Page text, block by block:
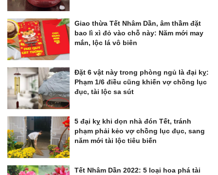
Giao thừa Tết Nhâm Dần, âm thầm đặt
bao lì xì đỏ vào chỗ này: Năm mới may
mắn, lộc lá vô biên
Đặt 6 vật này trong phòng ngủ là đại kỵ:
Phạm 1/6 điều cũng khiến vợ chồng lục
đục, tài lộc sa sút
5 đại kỵ khi dọn nhà đón Tết, tránh
phạm phải kẻo vợ chồng lục đục, sang
năm mới tài lộc tiêu biến
Tết Nhâm Dần 2022: 5 loại hoa phá tài